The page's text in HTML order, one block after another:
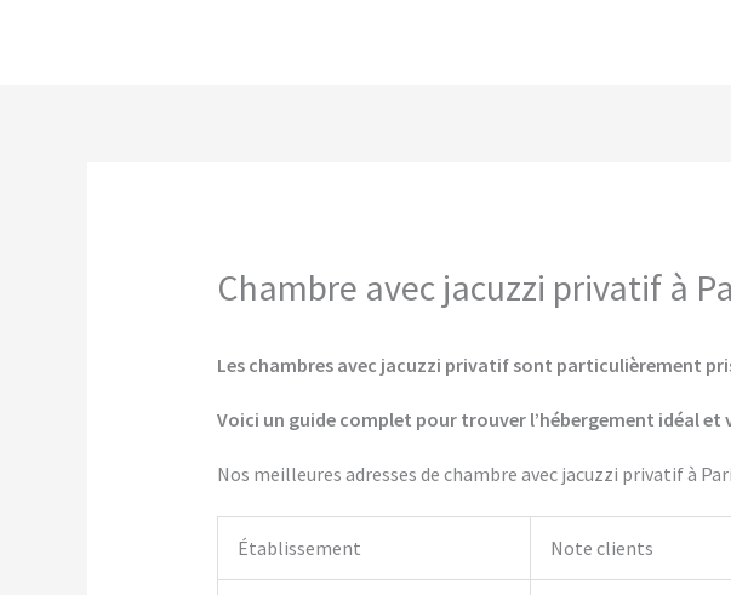
Chambre avec jacuzzi privatif à
Les chambres avec jacuzzi privatif sont particulièrement
Voici un guide complet pour trouver l’hébergement idéal et
Nos meilleures adresses de chambre avec jacuzzi privatif à
Établissement Note clients